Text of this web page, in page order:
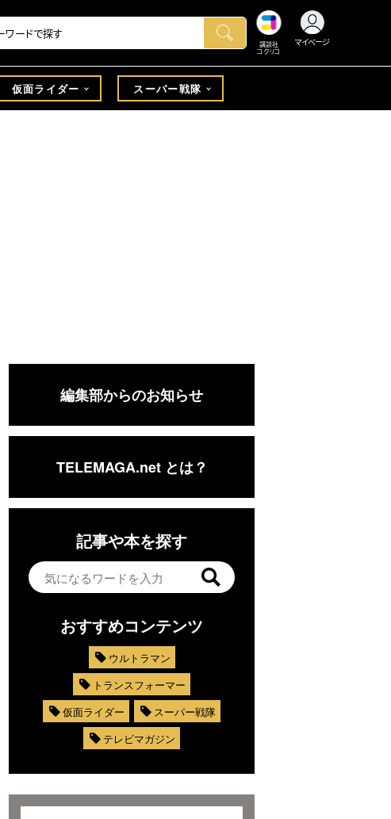
講談社
コクリコ
マイページ
仮面ライダー スーパー戦隊
編集部からのお知らせ
TELEMAGA.net とは？
記事や本を探す
おすすめコンテンツ
ウルトラマン
トランスフォーマー
仮面ライダー
スーパー戦隊
テレビマガジン